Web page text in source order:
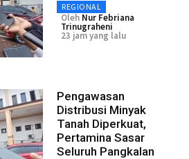
REGIONAL
Oleh Nur Febriana
Trinugraheni
23 jam yang lalu
Pengawasan
Distribusi Minyak
Tanah Diperkuat,
Pertamina Sasar
Seluruh Pangkalan